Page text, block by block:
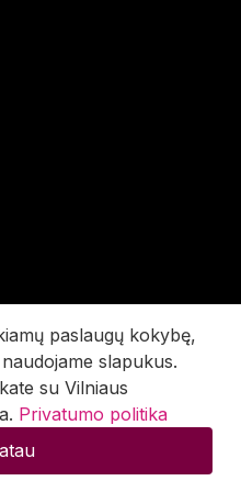
paslaugų kokybę,
slapukus.
su Vilniaus
Privatumo politika